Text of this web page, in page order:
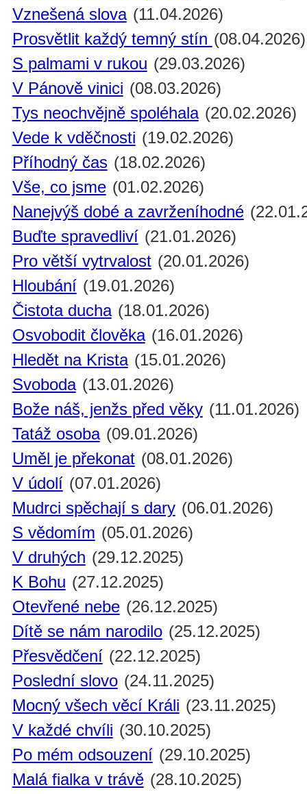
Vznešená slova (11.04.2026)
Prosvětlit každý temný stín (08.04.2026)
S palmami v rukou (29.03.2026)
V Pánově vinici (08.03.2026)
Tys neochvějně spoléhala (20.02.2026)
Vede k vděčnosti (19.02.2026)
Příhodný čas (18.02.2026)
Vše, co jsme (01.02.2026)
Nanejvýš dobé a zavrženíhodné
Buďte spravedliví (21.01.2026)
Pro větší vytrvalost (20.01.2026)
Hloubání (19.01.2026)
Čistota ducha (18.01.2026)
Osvobodit člověka (16.01.2026)
Hledět na Krista (15.01.2026)
Svoboda (13.01.2026)
Bože náš, jenžs před věky (11.01.2026)
Tatáž osoba (09.01.2026)
Uměl je překonat (08.01.2026)
V údolí (07.01.2026)
Mudrci spěchají s dary (06.01.2026)
S vědomím (05.01.2026)
V druhých (29.12.2025)
K Bohu (27.12.2025)
Otevřené nebe (26.12.2025)
Dítě se nám narodilo (25.12.2025)
Přesvědčení (22.12.2025)
Poslední slovo (24.11.2025)
Mocný všech věcí Králi (23.11.2025)
V každé chvíli (30.10.2025)
Po mém odsouzení (29.10.2025)
Malá fialka v trávě (28.10.2025)